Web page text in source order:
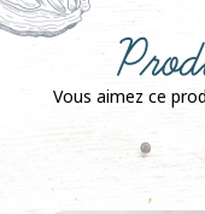
Vous aimez ce